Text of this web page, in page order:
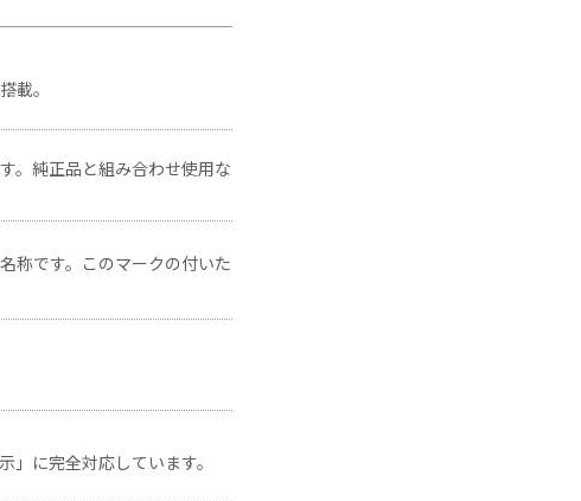
載。
。純正品と組み合わせ使用な
称です。このマークの付いた
に完全対応しています。